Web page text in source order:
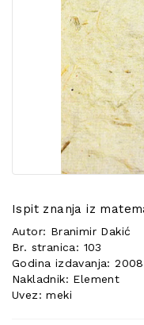
KONTAKT
POSEBNA
PONUDA
Ispit znanja iz
Autor: Branimir Dakić
Br. stranica: 103
Godina izdavanja:
Nakladnik: Element
Uvez: meki